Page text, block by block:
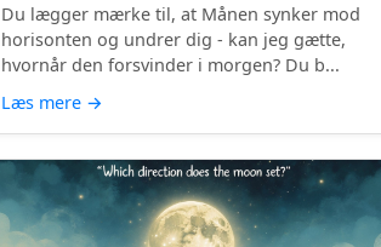
Du lægger mærke til, at Månen synker mod
horisonten og undrer dig - kan jeg gætte,
hvornår den forsvinder i morgen? Du b...
Læs mere →